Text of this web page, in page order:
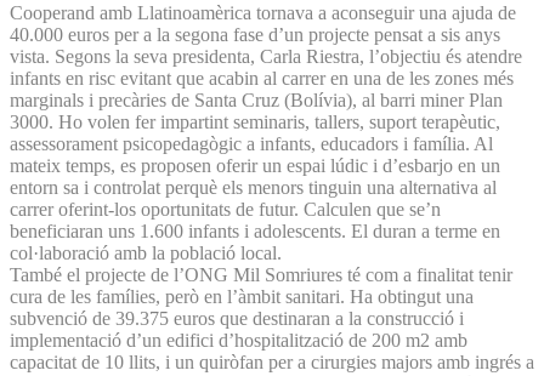
Cooperand amb Llatinoamèrica tornava a aconseguir una ajuda de
40.000 euros per a la segona fase d’un projecte pensat a sis anys
vista. Segons la seva presidenta, Carla Riestra, l’objectiu és atendre
infants en risc evitant que acabin al carrer en una de les zones més
marginals i precàries de Santa Cruz (Bolívia), al barri miner Plan
3000. Ho volen fer impartint seminaris, tallers, suport terapèutic,
assessorament psicopedagògic a infants, educadors i família. Al
mateix temps, es proposen oferir un espai lúdic i d’esbarjo en un
entorn sa i controlat perquè els menors tinguin una alternativa al
carrer oferint-los oportunitats de futur. Calculen que se’n
beneficiaran uns 1.600 infants i adolescents. El duran a terme en
col·laboració amb la població local.
També el projecte de l’ONG Mil Somriures té com a finalitat tenir
cura de les famílies, però en l’àmbit sanitari. Ha obtingut una
subvenció de 39.375 euros que destinaran a la construcció i
implementació d’un edifici d’hospitalització de 200 m2 amb
capacitat de 10 llits, i un quiròfan per a cirurgies majors amb ingrés a